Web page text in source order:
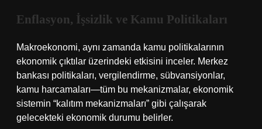
Enflasyon, İşsizlik ve Kamu Politikaları
Makroekonomi, aynı zamanda kamu politikalarının
ekonomik çıktılar üzerindeki etkisini inceler. Merkez
bankası politikaları, vergilendirme, sübvansiyonlar,
kamu harcamaları—tüm bu mekanizmalar, ekonomik
sistemin “kalıtım mekanizmaları” gibi çalışarak
gelecekteki ekonomik durumu belirler.